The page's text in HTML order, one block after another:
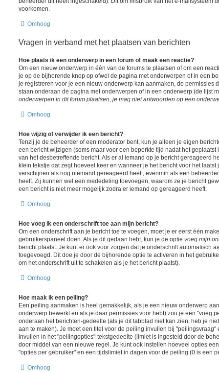
voorkomen.
Omhoog
Vragen in verband met het plaatsen van berichten
Hoe plaats ik een onderwerp in een forum of maak een reactie?
Om een nieuw onderwerp in één van de forums te plaatsen of om een
je op de bijhorende knop op ofwel de pagina met onderwerpen of in een
je registreren voor je een nieuw onderwerp kan aanmaken, de permissies
staan onderaan de pagina met onderwerpen of in een onderwerp (de lijst
onderwerpen in dit forum plaatsen, je mag niet antwoorden op een
Omhoog
Hoe wijzig of verwijder ik een bericht?
Tenzij je de beheerder of een moderator bent, kun je alleen je eigen
een bericht wijzigen (soms maar voor een beperkte tijd nadat het
van het desbetreffende bericht. Als er al iemand op je bericht gereageerd
klein tekstje dat zegt hoeveel keer en wanneer je het bericht voor het
verschijnen als nog niemand gereageerd heeft, evenmin als een
heeft. Zij kunnen wel een mededeling toevoegen, waarom ze je bericht
een bericht is niet meer mogelijk zodra er iemand op gereageerd heeft.
Omhoog
Hoe voeg ik een onderschrift toe aan mijn bericht?
Om een onderschrift aan je bericht toe te voegen, moet je er eerst één
gebruikerspaneel doen. Als je dit gedaan hebt, kun je de optie voeg mijn
bericht plaatst. Je kunt er ook voor zorgen dat je onderschrift automatisch
toegevoegd. Dit doe je door de bijhorende optie te activeren in het
om het onderschrift uit te schakelen als je het bericht plaatst).
Omhoog
Hoe maak ik een peiling?
Een peiling aanmaken is heel gemakkelijk, als je een nieuw onderwerp
onderwerp bewerkt en als je daar permissies voor hebt) zou je een "voeg
onderaan het berichten-gedeelte (als je dit tabblad niet kan zien, heb je
aan te maken). Je moet een titel voor de peiling invullen bij
invullen in het "peilingopties"-tekstgedeelte (limiet is ingesteld door de
door middel van een nieuwe regel. Je kunt ook instellen hoeveel opties
"opties per gebruiker" en een tijdslimiet in dagen voor de peiling (0 is een
Omhoog